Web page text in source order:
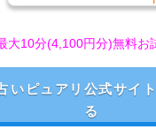
大10分(4,100円分)無料お
いピュアリ公式サイ
る